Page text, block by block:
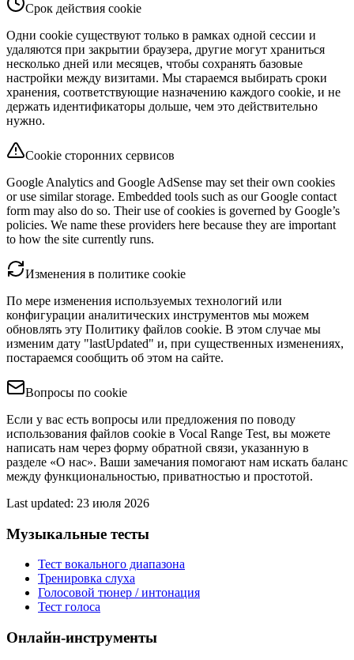
Срок действия cookie
Одни cookie существуют только в рамках одной сессии и
удаляются при закрытии браузера, другие могут храниться
несколько дней или месяцев, чтобы сохранять базовые
настройки между визитами. Мы стараемся выбирать сроки
хранения, соответствующие назначению каждого cookie, и не
держать идентификаторы дольше, чем это действительно
нужно.
Cookie сторонних сервисов
Google Analytics and Google AdSense may set their own cookies
or use similar storage. Embedded tools such as our Google contact
form may also do so. Their use of cookies is governed by Google’s
policies. We name these providers here because they are important
to how the site currently runs.
Изменения в политике cookie
По мере изменения используемых технологий или
конфигурации аналитических инструментов мы можем
обновлять эту Политику файлов cookie. В этом случае мы
изменим дату "lastUpdated" и, при существенных изменениях,
постараемся сообщить об этом на сайте.
Вопросы по cookie
Если у вас есть вопросы или предложения по поводу
использования файлов cookie в Vocal Range Test, вы можете
написать нам через форму обратной связи, указанную в
разделе «О нас». Ваши замечания помогают нам искать баланс
между функциональностью, приватностью и простотой.
Last updated: 23 июля 2026
Музыкальные тесты
Тест вокального диапазона
Тренировка слуха
Голосовой тюнер / интонация
Тест голоса
Онлайн-инструменты